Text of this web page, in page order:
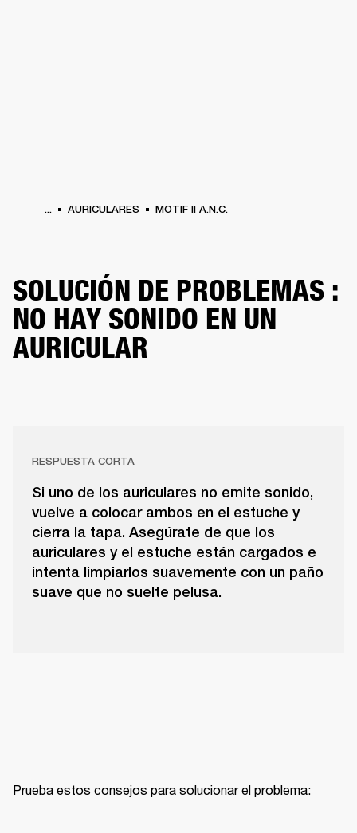
... AURICULARES MOTIF II A.N.C.
SOLUCIÓN DE PROBLEMAS :
NO HAY SONIDO EN UN
AURICULAR
RESPUESTA CORTA
Si uno de los auriculares no emite sonido,
vuelve a colocar ambos en el estuche y
cierra la tapa. Asegúrate de que los
auriculares y el estuche están cargados e
intenta limpiarlos suavemente con un paño
suave que no suelte pelusa.
Prueba estos consejos para solucionar el problema: